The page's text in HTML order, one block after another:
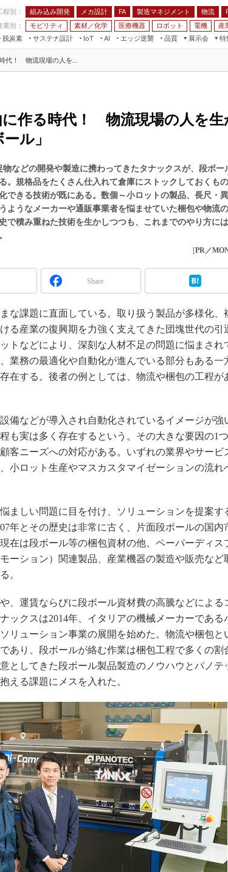
程別： 組み込み開発 メカ設計 FA 製造マネジメント 物流
業別：
モビリティ 素材／化学 医療機器 ロボット 電機 産
脱炭素
サステナ設計
IoT
AI
保全
エッジ逆襲 品質
展示会
JIMTOF
IIFES
TECHNO-FRONTIER
人テク展
スマート工場EXPO
EdgeTech+
産業オープンネット展
特
つながるクルマ
フィールドサービス
組み込み画像技術
組み込みモデリング
Windows Embedded
車載ソフト開発
デジタルツインとCAE
S＆OP
インダストリー4.0
イノベーション
製造業ビッグデータ
知財マネジメント
グローバル設計・開発
メカ設計
モビリティ
代！ 物流現場の人を...
作る時代！ 物流現場の人を生
ル」
などの開発や製造に携わってきたタナックスが、段ボー
。規格品をたくさん仕入れて倉庫にストックしておくも
できる技術が既にある。数個～小ロットの製品、長尺・
ようなメーカーや通販事業者を悩ませていた梱包や物流
で積み重ねた技術を生かしつつも、これまでのやり方に
[PR／
Share
な課題に直面している。取り扱う製品が多様化、
る産業の復興期を力強く支えてきた団塊世代の引
トなどにより、深刻な人材不足の問題に悩まされ
業務の最適化や自動化が進んでいる部分もある一
在する。後者の例としては、物流や梱包の工程が
備などが導入され自動化されているイメージが強
も実は多く存在するという。その大きな要因の1
客ニーズへの対応がある。いずれの業界やサービ
小ロット生産やマスカスタマイゼーションの流れ
ましい問題に目を付け、ソリューションを提案す
年とその歴史は非常に古く、片面段ボールの国内
在は段ボール等の梱包資材の他、ペーパーディス
ーション）関連製品、産業機器の製造や販売など
。
、運賃ならびに段ボール資材費の高騰などによる
ックスは2014年、イタリアの機械メーカーである
リューション事業の展開を始めた。物流や梱包と
あり、段ボールが絡む作業は梱包工程で多くの割
としてきた段ボール製品製造のノウハウとパノテ
える課題にメスを入れた。